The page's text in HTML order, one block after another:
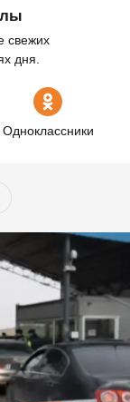
свежих
дня.
Одноклассники